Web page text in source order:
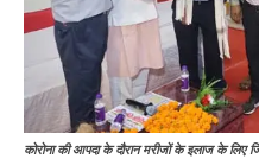
कोरोना की आपदा के दौरान मरीजों के इलाज के लिए